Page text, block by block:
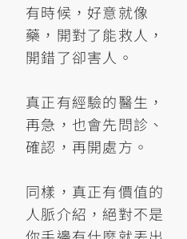
有時候，好意就像
藥，開對了能救人，
開錯了卻害人。
真正有經驗的醫生，
再急，也會先問診、
確認，再開處方。
同樣，真正有價值的
人脈介紹，絕對不是